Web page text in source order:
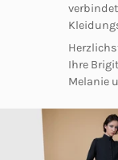
Ihre
Melanie